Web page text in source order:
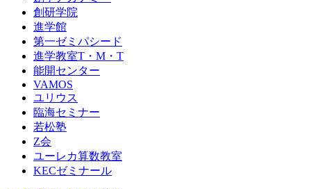
創研学院
進学館
第一ゼミパシード
進学教室T・М・T
能開センター
VAMOS
ユリウス
臨海セミナー
若松塾
Z会
ユーレカ算数教室
KECゼミナール